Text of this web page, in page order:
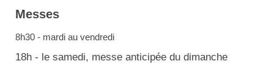
Messes
8h30 - mardi au vendredi
18h - le samedi, messe anticipée du dimanche